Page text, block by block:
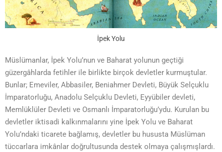
İpek Yolu
Müslümanlar, İpek Yolu’nun ve Baharat yolunun geçtiği
güzergâhlarda fetihler ile birlikte birçok devletler kurmuştular.
Bunlar; Emeviler, Abbasiler, Beniahmer Devleti, Büyük Selçuklu
İmparatorluğu, Anadolu Selçuklu Devleti, Eyyübiler devleti,
Memlüklüler Devleti ve Osmanlı İmparatorluğu’ydu. Kurulan bu
devletler iktisadi kalkınmalarını yine İpek Yolu ve Baharat
Yolu’ndaki ticarete bağlamış, devletler bu hususta Müslüman
tüccarlara imkânlar doğrultusunda destek olmaya çalışmışlardı.